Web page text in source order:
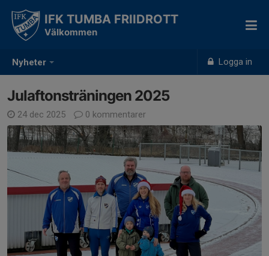
Nyheter Logga in
IFK TUMBA FRIIDROTT
Välkommen
Julaftonsträningen 2025
24 dec 2025 0 kommentarer